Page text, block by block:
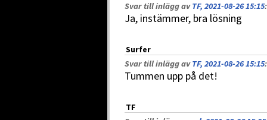
Svar till inlägg avTF, 2021-08-26 15:15:
Ja, instämmer, bra lösning
Surfer
Svar till inlägg avTF, 2021-08-26 15:15:
Tummen upp på det!
TF